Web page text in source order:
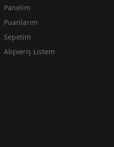
Panelim
Puanlarım
Sepetim
Alışveriş Listem